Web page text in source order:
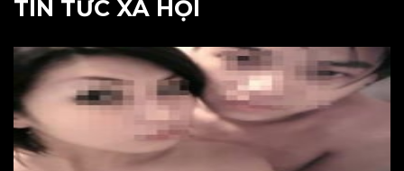
TIN TỨC XÃ HỘI